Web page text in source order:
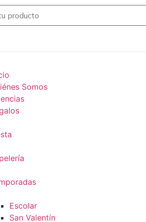
Somos
Escolar
San Valentín